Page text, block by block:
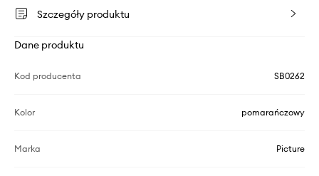
Szczegóły produktu
Dane produktu
Kod producenta SB0262
Kolor pomarańczowy
Marka Picture